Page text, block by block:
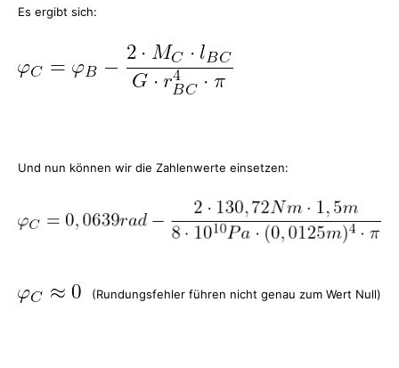
Es ergibt sich:
Und nun können wir die Zahlenwerte einsetzen:
(Rundungsfehler führen nicht genau zum Wert Null)